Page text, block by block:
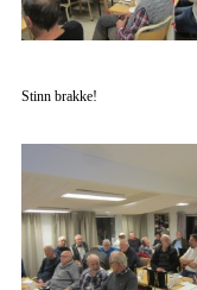
Stinn brakke!